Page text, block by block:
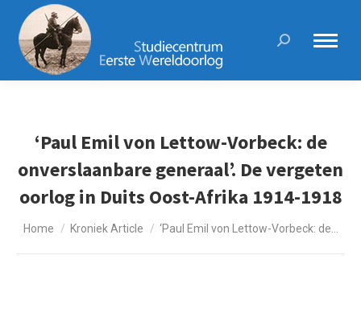
Search:
‘Paul Emil von Lettow-Vorbeck: de
onverslaanbare generaal’. De vergeten
oorlog in Duits Oost-Afrika 1914-1918
Je bent hier:
Home Kroniek Article ‘Paul Emil von Lettow-Vorbeck: de…